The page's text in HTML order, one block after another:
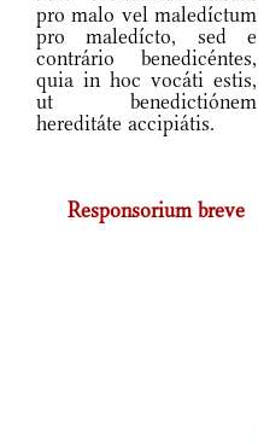
pro malo vel maledíctum
pro maledícto, sed e
contrário benedicéntes,
quia in hoc vocáti estis,
ut benedictiónem
hereditáte accipiátis.
Responsorium breve